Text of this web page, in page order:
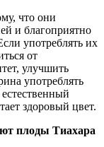
что они
и благоприятно
употреблять их
от
улучшить
употреблять
здоровый цвет.
плоды Тиахара